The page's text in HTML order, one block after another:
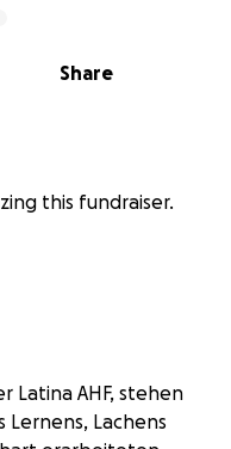
Share
this fundraiser.
Latina AHF, stehen
Lernens, Lachens